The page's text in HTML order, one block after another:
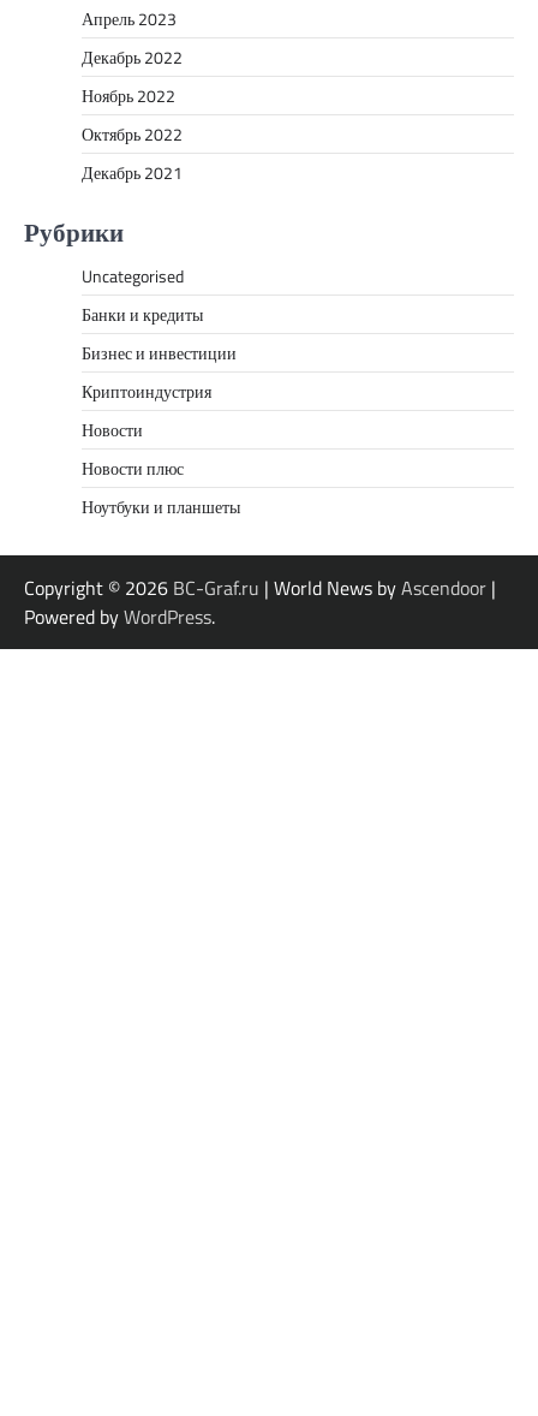
Апрель 2023
Декабрь 2022
Ноябрь 2022
Октябрь 2022
Декабрь 2021
Рубрики
Uncategorised
Банки и кредиты
Бизнес и инвестиции
Криптоиндустрия
Новости
Новости плюс
Ноутбуки и планшеты
Copyright © 2026 BC-Graf.ru | World News byAscendoor |
Powered byWordPress.